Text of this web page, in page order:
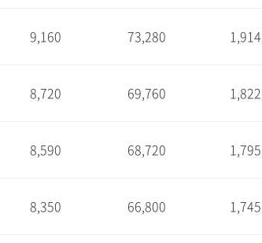
9,160 73,280
8,720 69,760
8,590 68,720
8,350 66,800